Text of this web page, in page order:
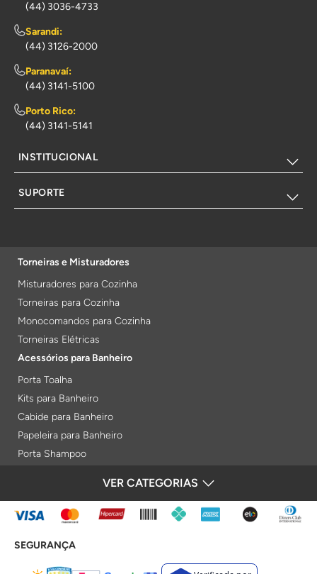
(44) 3036-4733
Sarandi:
(44) 3126-2000
Paranavaí:
(44) 3141-5100
Porto Rico:
(44) 3141-5141
INSTITUCIONAL
SUPORTE
Torneiras e Misturadores
Misturadores para Cozinha
Torneiras para Cozinha
Monocomandos para Cozinha
Torneiras Elétricas
Acessórios para Banheiro
Porta Toalha
Kits para Banheiro
Cabide para Banheiro
Papeleira para Banheiro
Porta Shampoo
Porta Toalha Aquecido
Gabinetes para Banheiro
Lixeiras
Acabamentos e Registros
VER CATEGORIAS
FORMAS DE PAGAMENTO
SEGURANÇA